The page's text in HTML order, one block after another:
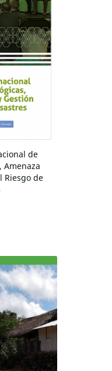
de
Amenaza
Riesgo de